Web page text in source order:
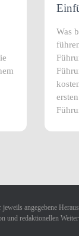
Was
angegebene
redaktionellen